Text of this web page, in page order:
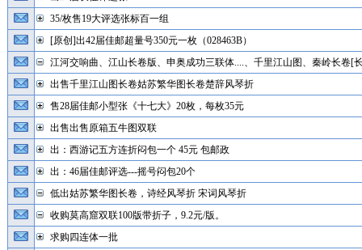
35/枚售19大评选张标百一组
[原创]出42届佳邮超量号350元一枚（028463B）
江河交响曲、江山长卷版、申奥成功三联体....、千里江山图、秦岭长卷[
出售千里江山图长卷姑苏繁华图长卷楚辞风琴折
售28届佳邮小型张《十七大》20枚，每枚35元
出售出售原箱五牛图双联
出：西游记五方连折闷包一个 45元 包邮政
出：46届佳邮评选---摇号闷包20个
低出姑苏繁华图长卷，诗经风琴折 宋词风琴折
收购莫高窟双联100版带折子，9.2元/版。
求购四连体一批